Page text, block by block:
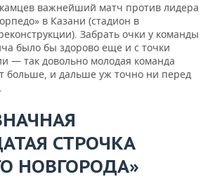
важнейший матч против лидера
в Казани (стадион в
Забрать очки у команды
было бы здорово еще и с точки
— так довольно молодая команда
больше, и дальше уж точно ни перед
СТРОЧКА
НОВГОРОДА»